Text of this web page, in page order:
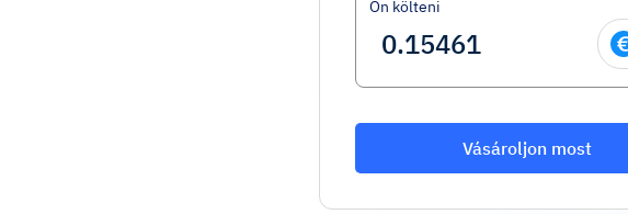
Ön költeni
Vásároljon most